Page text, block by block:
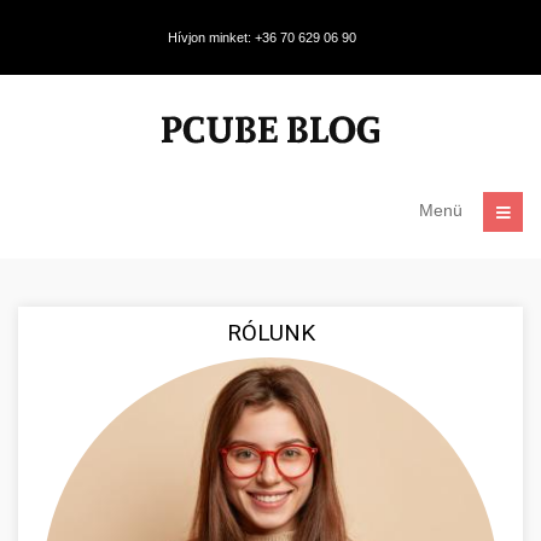
Hívjon minket: +36 70 629 06 90
Menü
RÓLUNK